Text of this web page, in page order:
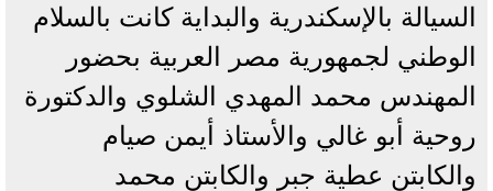
السيالة بالإسكندرية والبداية كانت بالسلام
الوطني لجمهورية مصر العربية بحضور
المهندس محمد المهدي الشلوي والدكتورة
روحية أبو غالي والأستاذ أيمن صيام
والكابتن عطية جبر والكابتن محمد